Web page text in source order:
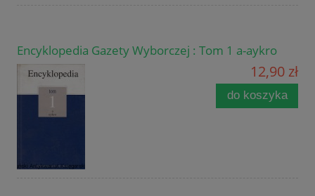
Encyklopedia Gazety Wyborczej : Tom 1 a-aykro
12,90 zł
do koszyka